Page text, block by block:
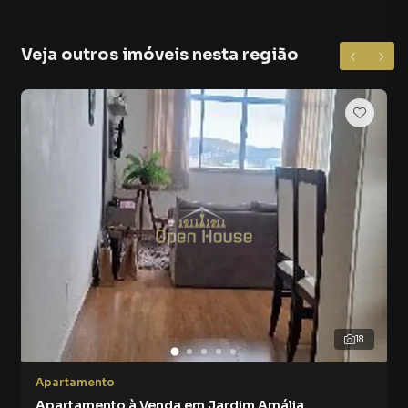
ofertas para encontrar o imóvel que mais combina com
seu estilo de vida.
Negocie seu imóvel de forma totalmente online, com
segurança e tranquilidade. Na OPEN HOUSE REAL ESTATE
IMÓVEIS LTDA você consegue comprar ou alugar um
imóvel em Volta Redonda mesmo não estando na cidade e
com a praticidade de fazer tudo online, direto do seu
computador ou smartphone. Nós criamos soluções
inovadoras para simplificar a relação de proprietários,
inquilinos e compradores com o mercado imobiliário.
Anuncie seu imóvel! É fácil, rápido e gratuito! A OPEN
HOUSE REAL ESTATE IMÓVEIS LTDA é uma imobiliária
digital com imóveis em diversas cidades do Brasil,
incluindo Volta Redonda.
Na OPEN HOUSE REAL ESTATE IMÓVEIS LTDA você
Veja outros imóveis nesta região
18
Apartamento